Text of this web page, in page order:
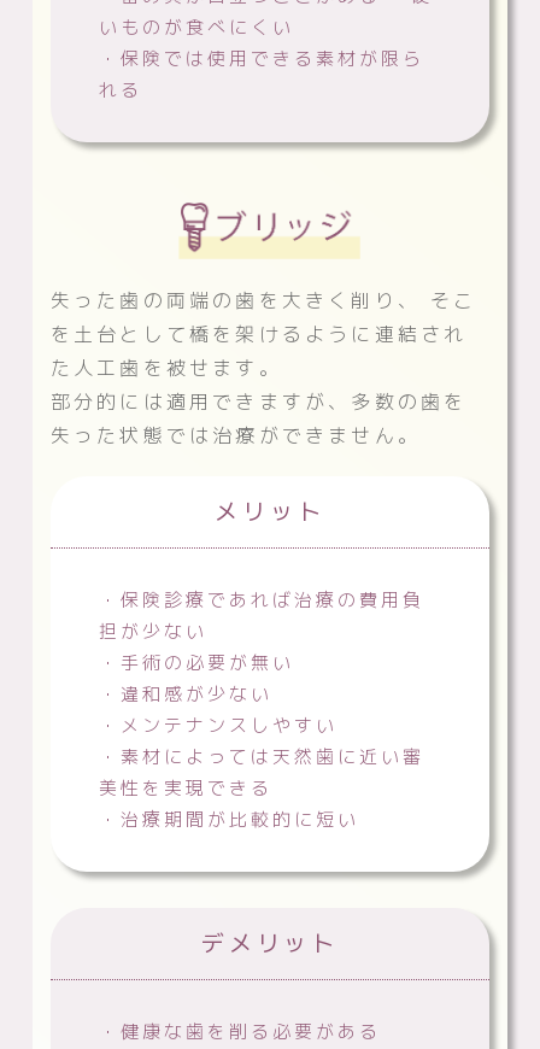
いものが食べにくい
・保険では使用できる素材が限ら
れる
失った歯の両端の歯を大きく削り、
そこ
を土台として橋を架けるように連結され
た人工歯を被せます。
部分的には適用できますが、多数の歯を
失った状態では治療ができません。
メリット
・保険診療であれば治療の費用負
担が少ない
・手術の必要が無い
・違和感が少ない
・メンテナンスしやすい
・素材によっては天然歯に近い審
美性を実現できる
・治療期間が比較的に短い
デメリット
・健康な歯を削る必要がある